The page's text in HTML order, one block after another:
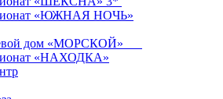
«ЮЖНАЯ НОЧЬ»
дом «МОРСКОЙ»
«НАХОДКА»